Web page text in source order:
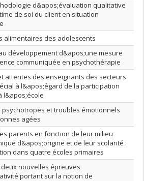
d&apos;évaluation qualitative
de soi du client en situation
alimentaires des adolescents
développement d&apos;une mesure
communiquée en psychothérapie
attentes des enseignants des secteurs
à l&apos;égard de la participation
l&apos;école
psychotropes et troubles émotionnels
agées
parents en fonction de leur milieu
d&apos;origine et de leur scolarité :
dans quatre écoles primaires
nouvelles épreuves
portant sur la notion de